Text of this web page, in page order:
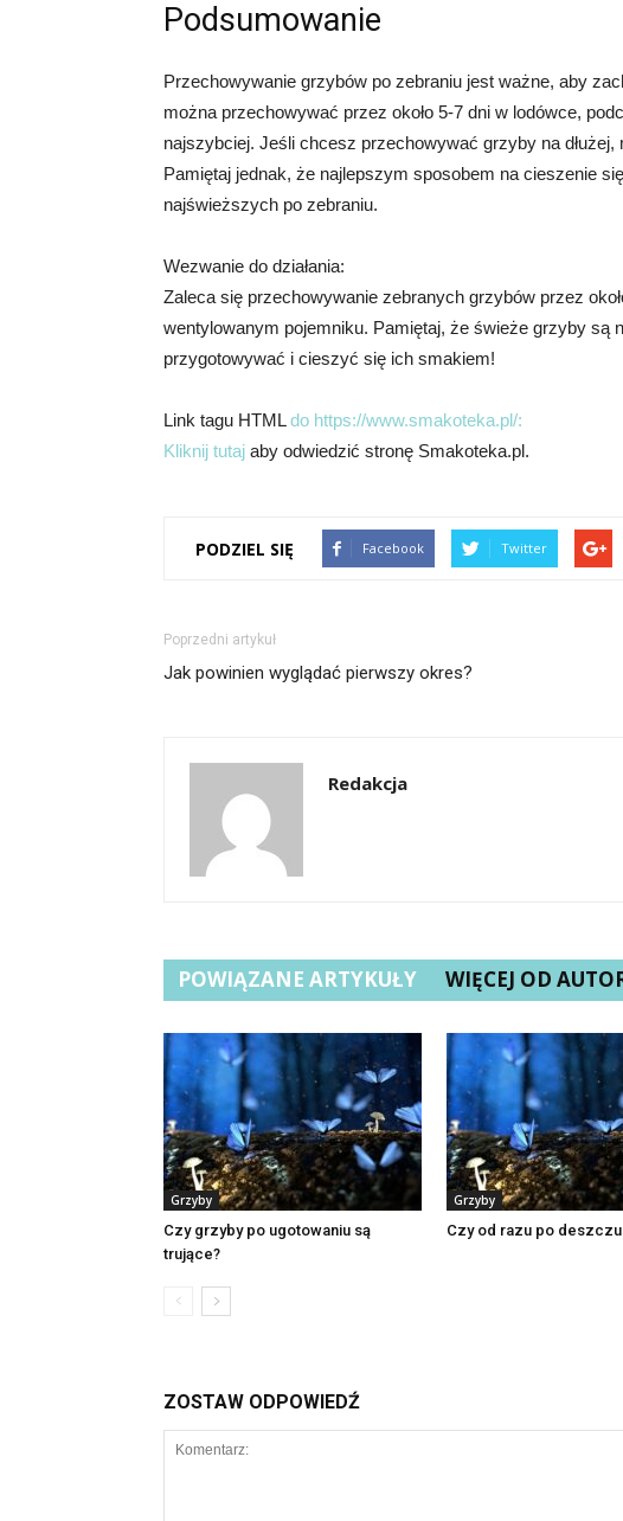
Podsumowanie
Przechowywanie grzybów po zebraniu jest ważne, aby
można przechowywać przez około 5-7 dni w lodówce,
najszybciej. Jeśli chcesz przechowywać grzyby na
Pamiętaj jednak, że najlepszym sposobem na cieszenie
najświeższych po zebraniu.
Wezwanie do działania:
Zaleca się przechowywanie zebranych grzybów przez
wentylowanym pojemniku. Pamiętaj, że świeże grzyby są
przygotowywać i cieszyć się ich smakiem!
Link tagu HTMLdo https://www.smakoteka.pl/:
Kliknij tutaj aby odwiedzić stronę Smakoteka.pl.
PODZIEL SIĘ Facebook Twitter
Poprzedni artykuł
Jak powinien wyglądać pierwszy okres?
Redakcja
POWIĄZANE ARTYKUŁY WIĘCEJ OD
Grzyby
Czy grzyby po ugotowaniu są
trujące?
Grzyby
Czy od razu po
ZOSTAW ODPOWIEDŹ